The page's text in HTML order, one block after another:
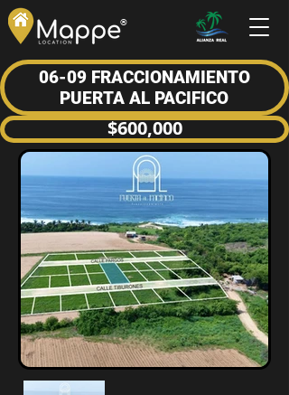
®
06-09 FRACCIONAMIENTO
PUERTA AL PACIFICO
$600,000